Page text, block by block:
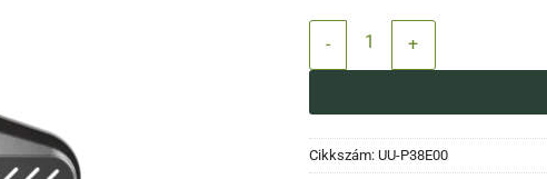
Ooni Signature 12" prémium
Cikkszám: UU-P38E00